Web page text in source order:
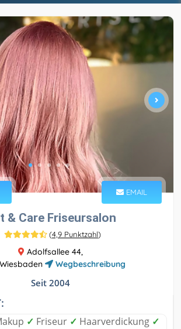
EMAIL
& Care Friseursalon
(4,9 Punktzahl)
Adolfsallee 44,
Wegbeschreibung
Seit 2004
✓ Friseur ✓ Haarverdickung ✓